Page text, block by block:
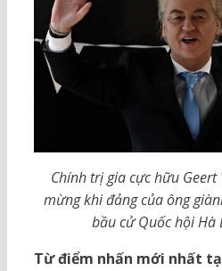
Chính trị gia cực hữu
mừng khi đảng của ông
bầu cử Quốc hội Hà
Từ điểm nhấn mới nhất